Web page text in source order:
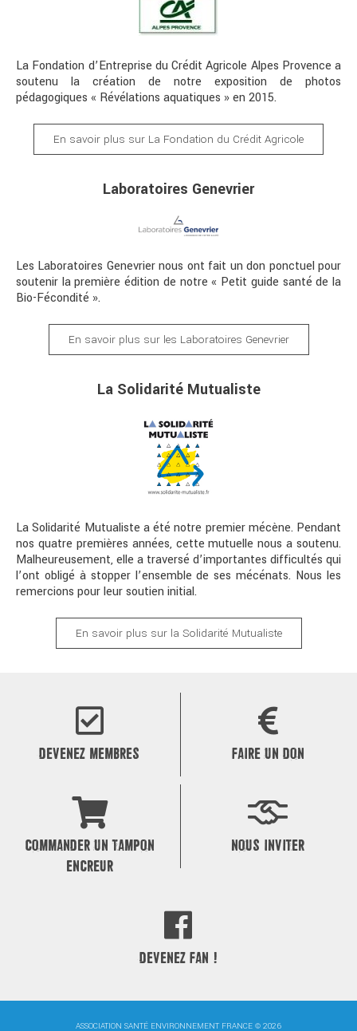
La Fondation d’Entreprise du Crédit Agricole Alpes Provence a
soutenu la création de notre exposition de photos
pédagogiques « Révélations aquatiques » en 2015.
En savoir plus sur La Fondation du Crédit Agricole
Laboratoires Genevrier
Les Laboratoires Genevrier nous ont fait un don ponctuel pour
soutenir la première édition de notre « Petit guide santé de la
Bio-Fécondité ».
En savoir plus sur les Laboratoires Genevrier
La Solidarité Mutualiste
La Solidarité Mutualiste a été notre premier mécène. Pendant
nos quatre premières années, cette mutuelle nous a soutenu.
Malheureusement, elle a traversé d’importantes difficultés qui
l’ont obligé à stopper l’ensemble de ses mécénats. Nous les
remercions pour leur soutien initial.
En savoir plus sur la Solidarité Mutualiste
DEVENEZ MEMBRES FAIRE UN DON
COMMANDER UN TAMPON
ENCREUR
NOUS INVITER
DEVENEZ FAN !
ASSOCIATION SANTÉ ENVIRONNEMENT FRANCE © 2026